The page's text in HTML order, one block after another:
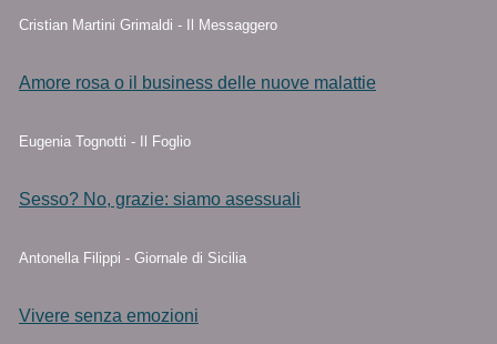
Cristian Martini Grimaldi - Il Messaggero
Amore rosa o il business delle nuove malattie
Eugenia Tognotti - Il Foglio
Sesso? No, grazie: siamo asessuali
Antonella Filippi - Giornale di Sicilia
Vivere senza emozioni